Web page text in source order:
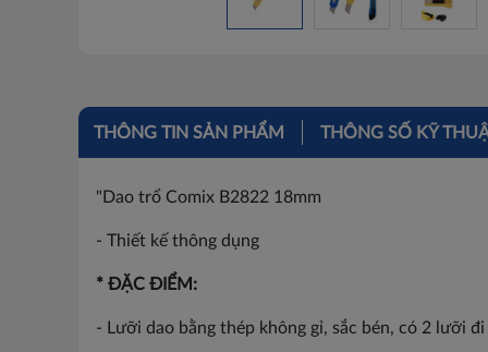
THÔNG TIN SẢN PHẨM THÔNG SỐ KỸ
"Dao trổ Comix B2822 18mm
- Thiết kế thông dụng
* ĐẶC ĐIỂM:
- Lưỡi dao bằng thép không gỉ, sắc bén, có 2 lưỡi